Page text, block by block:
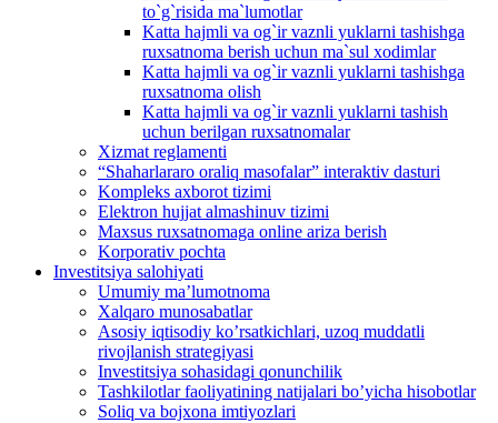
to`g`risida ma`lumotlar
Katta hajmli va og`ir vaznli yuklarni tashishga
ruxsatnoma berish uchun ma`sul xodimlar
Katta hajmli va og`ir vaznli yuklarni tashishga
ruxsatnoma olish
Katta hajmli va og`ir vaznli yuklarni tashish
uchun berilgan ruxsatnomalar
Xizmat reglamenti
“Shaharlararo oraliq masofalar” interaktiv dasturi
Kompleks axborot tizimi
Elektron hujjat almashinuv tizimi
Maxsus ruxsatnomaga online ariza berish
Korporativ pochta
Investitsiya salohiyati
Umumiy maʼlumotnoma
Xalqaro munosabatlar
Аsosiy iqtisodiy koʼrsatkichlari, uzoq muddatli
rivojlanish strategiyasi
Investitsiya sohasidagi qonunchilik
Tashkilotlar faoliyatining natijalari boʼyicha hisobotlar
Soliq va bojxona imtiyozlari